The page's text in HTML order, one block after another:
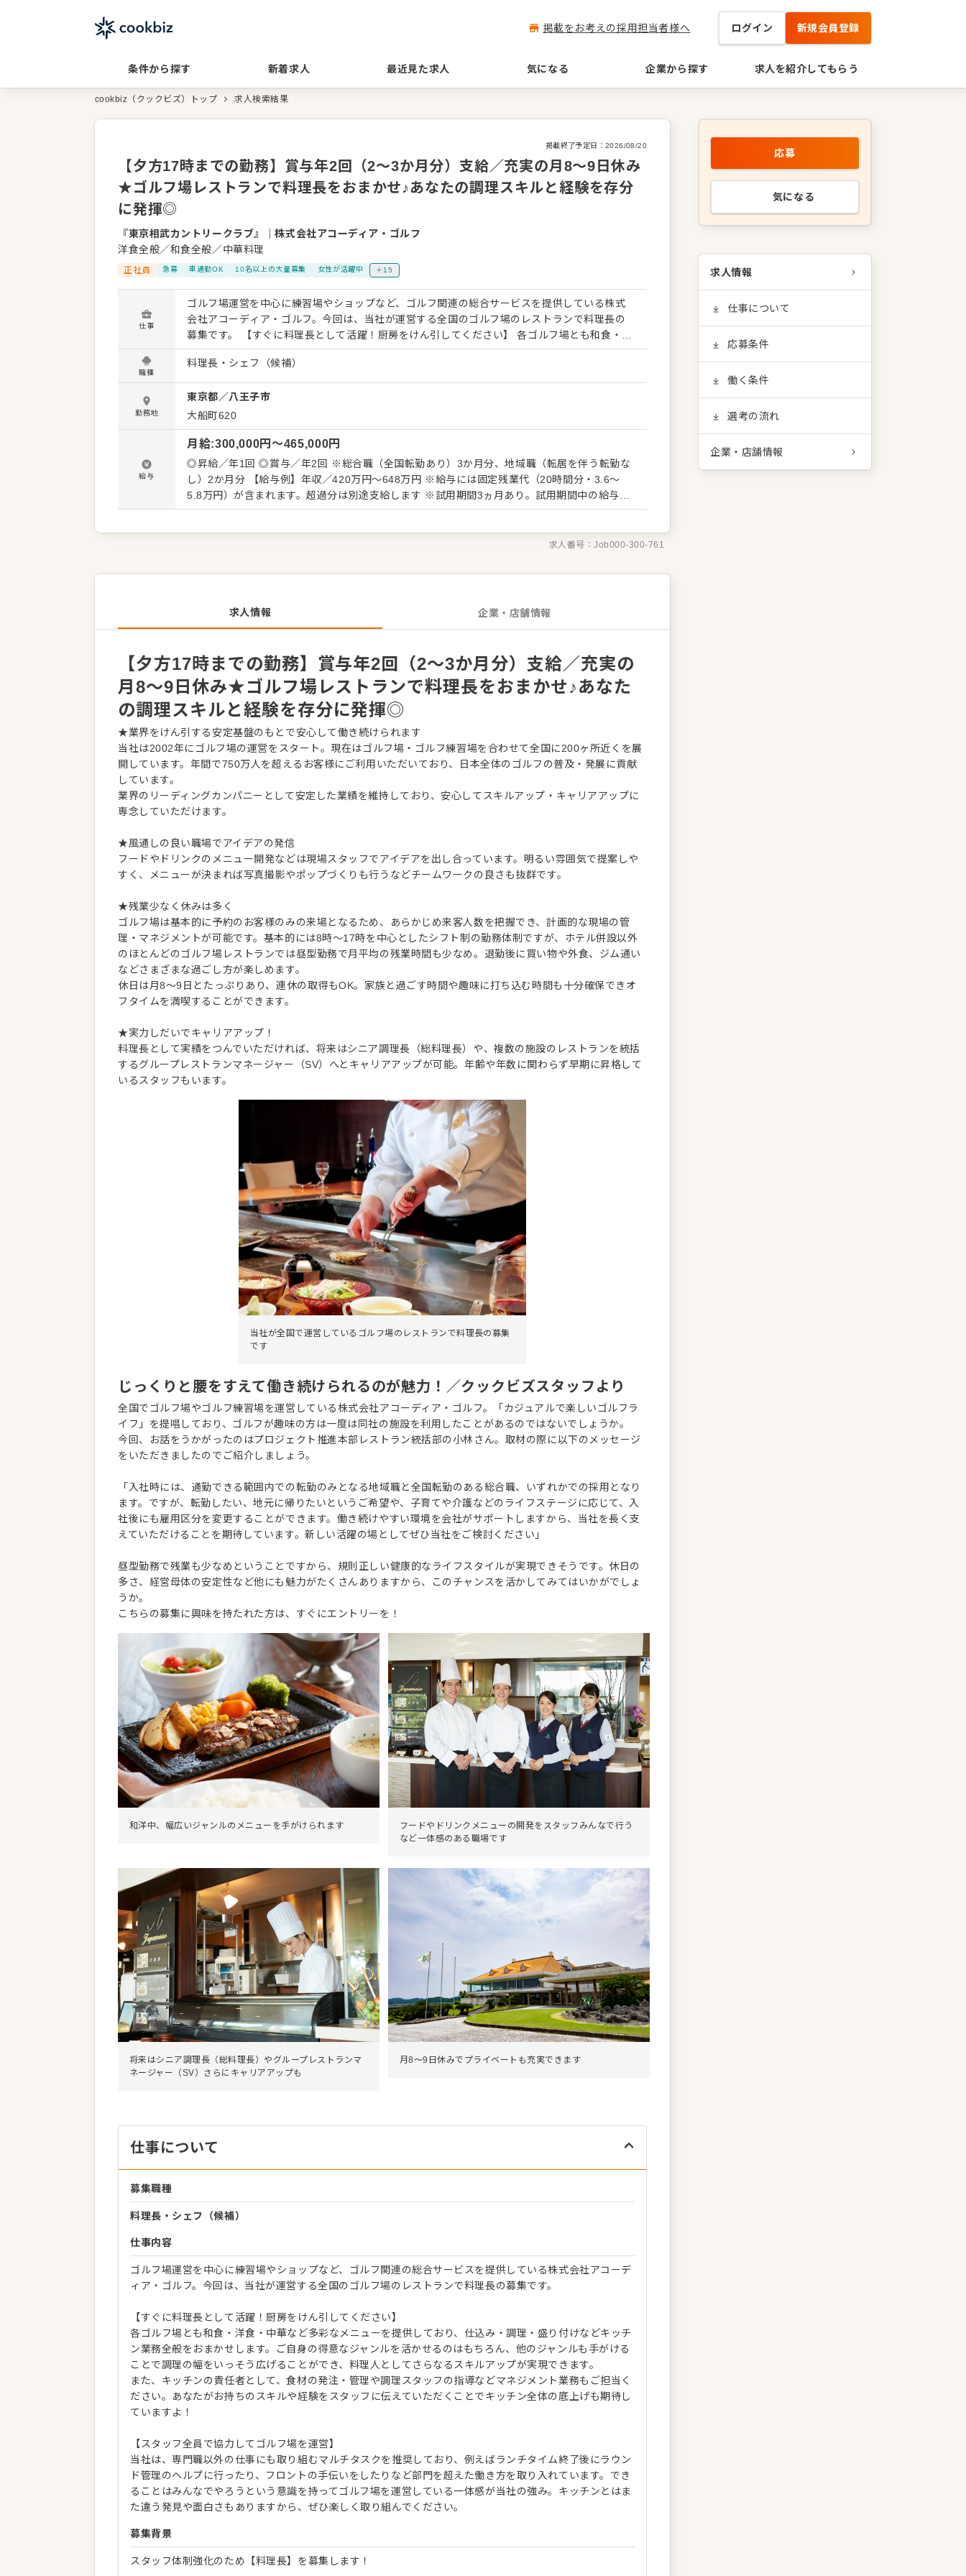
掲載をお考えの採用担当者様へ ログイン 新規会員登録
条件から探す 新着求人 最近見た求人 気になる 企業から探す 求人を紹介してもらう
cookbiz（クックビズ）トップ 求人検索結果
掲載終了予定日： 2026/08/20
【夕方17時までの勤務】賞与年2回（2～3か月分）支給／充実の月8～9日休み
★ゴルフ場レストランで料理長をおまかせ♪あなたの調理スキルと経験を存分
に発揮◎
『東京相武カントリークラブ』 ｜株式会社アコーディア・ゴルフ
洋食全般／和食全般／中華料理
正社員 急募 車通勤OK 10名以上の大量募集 女性が活躍中 ＋15
仕事
ゴルフ場運営を中心に練習場やショップなど、ゴルフ関連の総合サービスを提供している株式
会社アコーディア・ゴルフ。今回は、当社が運営する全国のゴルフ場のレストランで料理長の
募集です。 【すぐに料理長として活躍！厨房をけん引してください】 各ゴルフ場とも和食・洋
食・中華など多彩なメニューを提供しており、仕込み・調理・盛り付けなどキッチン業務全般
をおまかせします。ご自身の得意なジャンルを活かせるのはもちろん、他のジャンルも手がけ
ることで調理の幅をいっそう広げることができ、料理人としてさらなるスキルアップが実現で
きます。 また、キッチンの責任者として、食材の発注・管理や調理スタッフの指導などマネジ
メント業務もご担当ください。あなたがお持ちのスキルや経験をスタッフに伝えていただくこ
とでキッチン全体の底上げも期待していますよ！ 【スタッフ全員で協力してゴルフ場を運営】
当社は、専門職以外の仕事にも取り組むマルチタスクを推奨しており、例えばランチタイム終
了後にラウンド管理のヘルプに行ったり、フロントの手伝いをしたりなど部門を超えた働き方
を取り入れています。できることはみんなでやろうという意識を持ってゴルフ場を運営してい
る一体感が当社の強み。キッチンとはまた違う発見や面白さもありますから、ぜひ楽しく取り
組んでください。
職種
料理長・シェフ（候補）
勤務地
東京都／八王子市
大船町620
給与
月給:300,000円〜465,000円
◎昇給／年1回 ◎賞与／年2回 ※総合職（全国転勤あり）3か月分、地域職（転居を伴う転勤な
し）2か月分 【給与例】年収／420万円～648万円 ※給与には固定残業代（20時間分・3.6～
5.8万円）が含まれます。超過分は別途支給します ※試用期間3ヵ月あり。試用期間中の給与の
変動はありません ※給与は経験・スキルなどを考慮して決定します
求人番号：Job000-300-761
求人情報 企業・店舗情報
【夕方17時までの勤務】賞与年2回（2～3か月分）支給／充実の
月8～9日休み★ゴルフ場レストランで料理長をおまかせ♪あなた
の調理スキルと経験を存分に発揮◎
★業界をけん引する安定基盤のもとで安心して働き続けられます
当社は2002年にゴルフ場の運営をスタート。現在はゴルフ場・ゴルフ練習場を合わせて全国に200ヶ所近くを展
開しています。年間で750万人を超えるお客様にご利用いただいており、日本全体のゴルフの普及・発展に貢献
しています。
業界のリーディングカンパニーとして安定した業績を維持しており、安心してスキルアップ・キャリアアップに
専念していただけます。
★風通しの良い職場でアイデアの発信
フードやドリンクのメニュー開発などは現場スタッフでアイデアを出し合っています。明るい雰囲気で提案しや
すく、メニューが決まれば写真撮影やポップづくりも行うなどチームワークの良さも抜群です。
★残業少なく休みは多く
ゴルフ場は基本的に予約のお客様のみの来場となるため、あらかじめ来客人数を把握でき、計画的な現場の管
理・マネジメントが可能です。基本的には8時～17時を中心としたシフト制の勤務体制ですが、ホテル併設以外
のほとんどのゴルフ場レストランでは昼型勤務で月平均の残業時間も少なめ。退勤後に買い物や外食、ジム通い
などさまざまな過ごし方が楽しめます。
休日は月8～9日とたっぷりあり、連休の取得もOK。家族と過ごす時間や趣味に打ち込む時間も十分確保できオ
フタイムを満喫することができます。
★実力しだいでキャリアアップ！
料理長として実績をつんでいただければ、将来はシニア調理長（総料理長）や、複数の施設のレストランを統括
するグループレストランマネージャー（SV）へとキャリアアップが可能。年齢や年数に関わらず早期に昇格して
いるスタッフもいます。
当社が全国で運営しているゴルフ場のレストランで料理長の募集
です
じっくりと腰をすえて働き続けられるのが魅力！／クックビズスタッフより
全国でゴルフ場やゴルフ練習場を運営している株式会社アコーディア・ゴルフ。「カジュアルで楽しいゴルフラ
イフ」を提唱しており、ゴルフが趣味の方は一度は同社の施設を利用したことがあるのではないでしょうか。
今回、お話をうかがったのはプロジェクト推進本部レストラン統括部の小林さん。取材の際に以下のメッセージ
をいただきましたのでご紹介しましょう。
「入社時には、通勤できる範囲内での転勤のみとなる地域職と全国転勤のある総合職、いずれかでの採用となり
ます。ですが、転勤したい、地元に帰りたいというご希望や、子育てや介護などのライフステージに応じて、入
社後にも雇用区分を変更することができます。働き続けやすい環境を会社がサポートしますから、当社を長く支
えていただけることを期待しています。新しい活躍の場としてぜひ当社をご検討ください」
昼型勤務で残業も少なめということですから、規則正しい健康的なライフスタイルが実現できそうです。休日の
多さ、経営母体の安定性など他にも魅力がたくさんありますから、このチャンスを活かしてみてはいかがでしょ
うか。
こちらの募集に興味を持たれた方は、すぐにエントリーを！
和洋中、幅広いジャンルのメニューを手がけられます
フードやドリンクメニューの開発をスタッフみんなで行う
など一体感のある職場です
将来はシニア調理長（総料理長）やグループレストランマ
ネージャー（SV）さらにキャリアアップも
月8～9日休みでプライベートも充実できます
仕事について
募集職種
料理長・シェフ（候補）
仕事内容
ゴルフ場運営を中心に練習場やショップなど、ゴルフ関連の総合サービスを提供している株式会社アコーデ
ィア・ゴルフ。今回は、当社が運営する全国のゴルフ場のレストランで料理長の募集です。
【すぐに料理長として活躍！厨房をけん引してください】
各ゴルフ場とも和食・洋食・中華など多彩なメニューを提供しており、仕込み・調理・盛り付けなどキッチ
ン業務全般をおまかせします。ご自身の得意なジャンルを活かせるのはもちろん、他のジャンルも手がける
ことで調理の幅をいっそう広げることができ、料理人としてさらなるスキルアップが実現できます。
また、キッチンの責任者として、食材の発注・管理や調理スタッフの指導などマネジメント業務もご担当く
ださい。あなたがお持ちのスキルや経験をスタッフに伝えていただくことでキッチン全体の底上げも期待し
ていますよ！
【スタッフ全員で協力してゴルフ場を運営】
当社は、専門職以外の仕事にも取り組むマルチタスクを推奨しており、例えばランチタイム終了後にラウン
ド管理のヘルプに行ったり、フロントの手伝いをしたりなど部門を超えた働き方を取り入れています。でき
ることはみんなでやろうという意識を持ってゴルフ場を運営している一体感が当社の強み。キッチンとはま
た違う発見や面白さもありますから、ぜひ楽しく取り組んでください。
募集背景
スタッフ体制強化のため【料理長】を募集します！
応募
気になる
求人情報
仕事について
応募条件
働く条件
選考の流れ
企業・店舗情報